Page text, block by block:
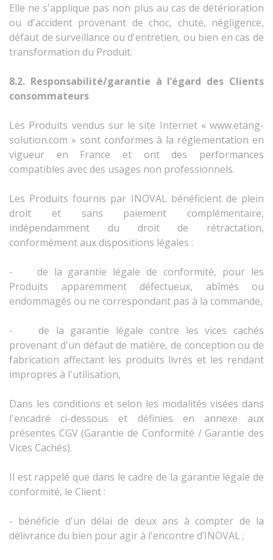
Elle ne s'applique pas non plus au cas de détérioration
ou d'accident provenant de choc, chute, négligence,
défaut de surveillance ou d'entretien, ou bien en cas de
transformation du Produit.
8.2. Responsabilité/garantie à l’égard des Clients
consommateurs
Les Produits vendus sur le site Internet « www.etang-
solution.com » sont conformes à la réglementation en
vigueur en France et ont des performances
compatibles avec des usages non professionnels.
Les Produits fournis par INOVAL bénéficient de plein
droit et sans paiement complémentaire,
indépendamment du droit de rétractation,
conformément aux dispositions légales :
- de la garantie légale de conformité, pour les
Produits apparemment défectueux, abîmés ou
endommagés ou ne correspondant pas à la commande,
- de la garantie légale contre les vices cachés
provenant d'un défaut de matière, de conception ou de
fabrication affectant les produits livrés et les rendant
impropres à l'utilisation,
Dans les conditions et selon les modalités visées dans
l'encadré ci-dessous et définies en annexe aux
présentes CGV (Garantie de Conformité / Garantie des
Vices Cachés).
Il est rappelé que dans le cadre de la garantie légale de
conformité, le Client :
- bénéficie d'un délai de deux ans à compter de la
délivrance du bien pour agir à l'encontre d’INOVAL ;